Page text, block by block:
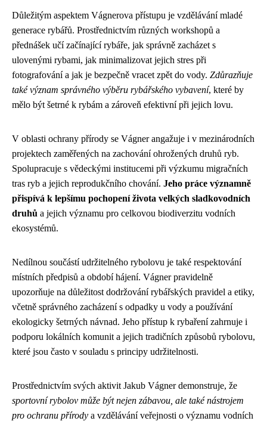
Důležitým aspektem Vágnerova přístupu je vzdělávání mladé
generace rybářů. Prostřednictvím různých workshopů a
přednášek učí začínající rybáře, jak správně zacházet s
ulovenými rybami, jak minimalizovat jejich stres při
fotografování a jak je bezpečně vracet zpět do vody. Zdůrazňuje
také význam správného výběru rybářského vybavení, které by
mělo být šetrné k rybám a zároveň efektivní při jejich lovu.
V oblasti ochrany přírody se Vágner angažuje i v mezinárodních
projektech zaměřených na zachování ohrožených druhů ryb.
Spolupracuje s vědeckými institucemi při výzkumu migračních
tras ryb a jejich reprodukčního chování. Jeho práce významně
přispívá k lepšímu pochopení života velkých sladkovodních
druhů a jejich významu pro celkovou biodiverzitu vodních
ekosystémů.
Nedílnou součástí udržitelného rybolovu je také respektování
místních předpisů a období hájení. Vágner pravidelně
upozorňuje na důležitost dodržování rybářských pravidel a etiky,
včetně správného zacházení s odpadky u vody a používání
ekologicky šetrných návnad. Jeho přístup k rybaření zahrnuje i
podporu lokálních komunit a jejich tradičních způsobů rybolovu,
které jsou často v souladu s principy udržitelnosti.
Prostřednictvím svých aktivit Jakub Vágner demonstruje, že
sportovní rybolov může být nejen zábavou, ale také nástrojem
pro ochranu přírody a vzdělávání veřejnosti o významu vodních